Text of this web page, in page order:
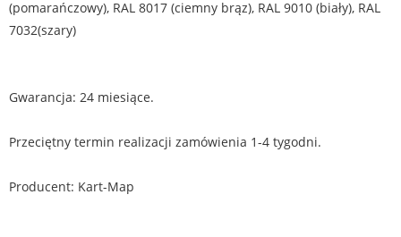
(pomarańczowy), RAL 8017 (ciemny brąz), RAL 9010 (biały), RAL
7032(szary)
Gwarancja: 24 miesiące.
Przeciętny termin realizacji zamówienia 1-4 tygodni.
Producent: Kart-Map